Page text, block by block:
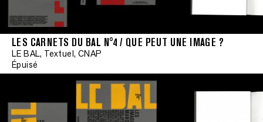
LES CARNETS DU BAL N°4 / QUE PEUT UNE IMAGE ?
LE BAL, Textuel, CNAP
Épuisé